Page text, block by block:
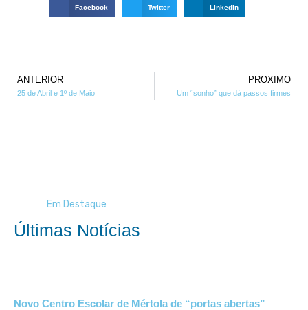
Facebook Twitter LinkedIn
ANTERIOR
25 de Abril e 1º de Maio
PROXIMO
Um “sonho” que dá passos firmes
Em Destaque
Últimas Notícias
Novo Centro Escolar de Mértola de “portas abertas”